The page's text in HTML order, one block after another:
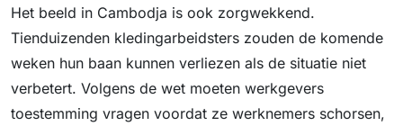
Het beeld in Cambodja is ook zorgwekkend.
Tienduizenden kledingarbeidsters zouden de komende
weken hun baan kunnen verliezen als de situatie niet
verbetert. Volgens de wet moeten werkgevers
toestemming vragen voordat ze werknemers schorsen,